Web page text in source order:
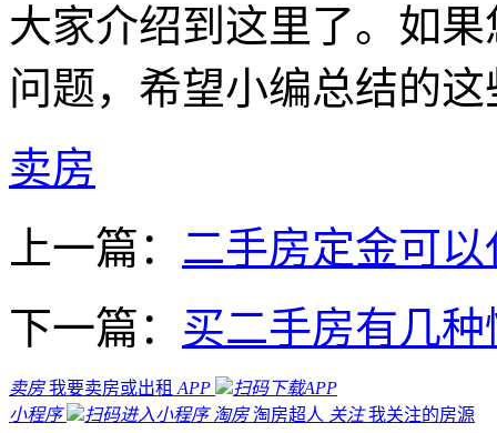
大家介绍到这里了。如
问题，希望小编总结的
卖房
上一篇： 二手房定金可
下一篇： 买二手房有几
卖房 我要卖房或出租 APP
扫码下载APP
小程序
扫码进入小程序 淘房 淘房超人 关注 我关注的房源